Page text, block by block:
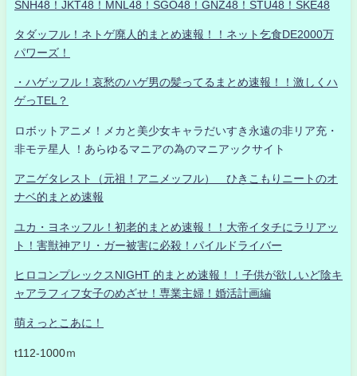
SNH48！JKT48！MNL48！SGO48！GNZ48！STU48！SKE48
タダッフル！ネトゲ廃人的まとめ速報！！ネット乞食DE2000万
パワーズ！
・ハゲッフル！哀愁のハゲ男の髪ってるまとめ速報！！激しくハ
ゲっTEL？
ロボットアニメ！メカと美少女キャラだいすき永遠の非リア充・
非モテ星人 ！あらゆるマニアの為のマニアックサイト
アニゲタレスト（元祖！アニメッフル） ひきこもりニートのオ
ナベ的まとめ速報
ユカ・ヨネッフル！初老的まとめ速報！！大帝イタチにラリアッ
ト！害獣神アリ・ガー被害に必殺！パイルドライバー
ヒロコンプレックスNIGHT 的まとめ速報！！子供が欲しいど陰キ
ャアラフィフ女子のめざせ！専業主婦！婚活計画編
萌えっとこあに！
t112-1000ｍ